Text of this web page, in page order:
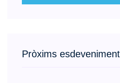
Pròxims